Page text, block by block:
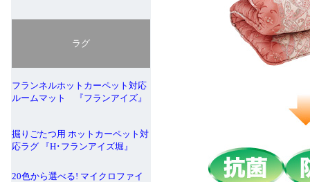
ラグ
フランネルホットカーペット対応
ルームマット 『フランアイズ』
掘りごたつ用 ホットカーペット対
応ラグ 『H･フランアイズ堀』
20色から選べる! マイクロファイ